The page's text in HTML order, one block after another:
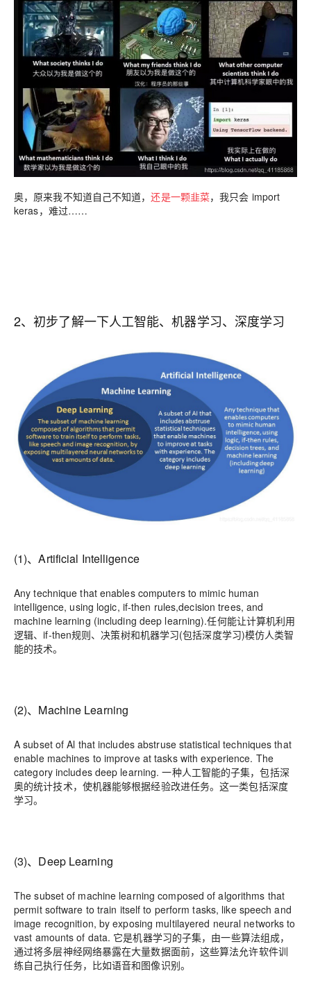
奥，原来我不知道自己不知道，还是一颗韭菜，我只会 import
keras，难过……
2、初步了解一下人工智能、机器学习、深度学习
(1)、Artificial Intelligence
Any technique that enables computers to mimic human
intelligence, using logic, if-then rules,decision trees, and
machine learning (including deep learning).任何能让计算机利用
逻辑、if-then规则、决策树和机器学习(包括深度学习)模仿人类智
能的技术。
(2)、Machine Learning
A subset of Al that includes abstruse statistical techniques that
enable machines to improve at tasks with experience. The
category includes deep learning. 一种人工智能的子集，包括深
奥的统计技术，使机器能够根据经验改进任务。这一类包括深度
学习。
(3)、Deep Learning
The subset of machine learning composed of algorithms that
permit software to train itself to perform tasks, like speech and
image recognition, by exposing multilayered neural networks to
vast amounts of data. 它是机器学习的子集，由一些算法组成，
通过将多层神经网络暴露在大量数据面前，这些算法允许软件训
练自己执行任务，比如语音和图像识别。